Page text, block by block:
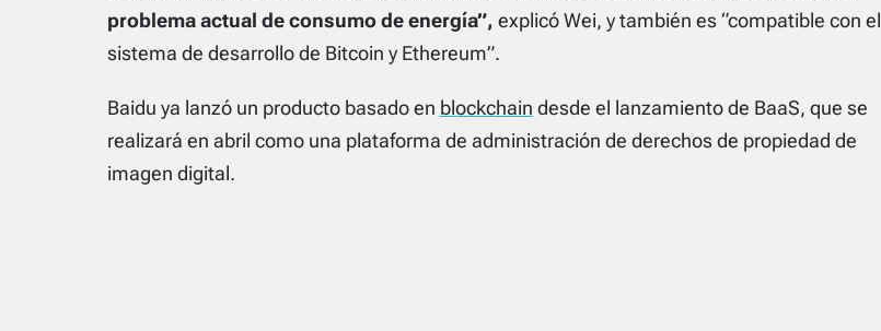
problema actual de consumo de energía”, explicó Wei, y también es “compatible con el
sistema de desarrollo de Bitcoin y Ethereum”.
Baidu ya lanzó un producto basado en blockchain desde el lanzamiento de BaaS, que se
realizará en abril como una plataforma de administración de derechos de propiedad de
imagen digital.